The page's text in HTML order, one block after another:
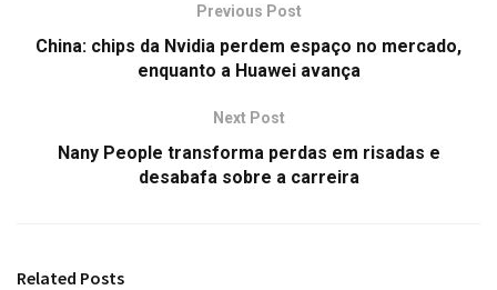
Previous Post
China: chips da Nvidia perdem espaço no mercado,
enquanto a Huawei avança
Next Post
Nany People transforma perdas em risadas e
desabafa sobre a carreira
Related Posts